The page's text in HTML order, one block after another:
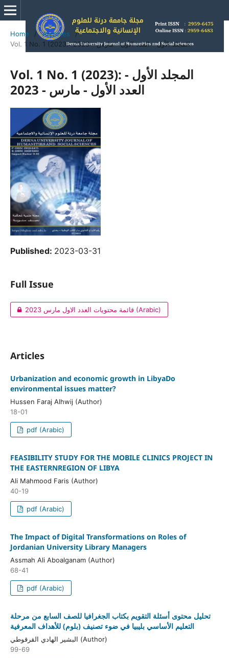
Home / Archives
/
Vol. 1 No. 1 (2023): المجلد الأول - العدد الأول - مارس - 2023
Vol. 1 No. 1 (2023): المجلد الأول -
العدد الأول - مارس - 2023
Published: 2023-03-31
Full Issue
قائمة محتويات العدد الاول مارس 2023 (Arabic)
Articles
Urbanization and economic growth in LibyaDo
environmental issues matter?
Hussen Faraj Alhwij (Author)
18-01
pdf (Arabic)
FEASIBILITY STUDY FOR THE MOBILE CLINICS PROJECT IN
THE EASTERNREGION OF LIBYA
Ali Mahmood Faris (Author)
40-19
pdf (Arabic)
The Impact of Digital Transformations on Roles of
Jordanian University Library Managers
Assmah Ali Aboalganam (Author)
68-41
pdf (Arabic)
تحليل محتوى أسئلة التقويم بكتاب الجغرافيا للصف السابع من مرحلة
التعليم الأساسي بليبيا في ضوء تصنيف (بلوم) للأهداف المعرفية
البشير الهادي القرقوطي (Author)
99-69